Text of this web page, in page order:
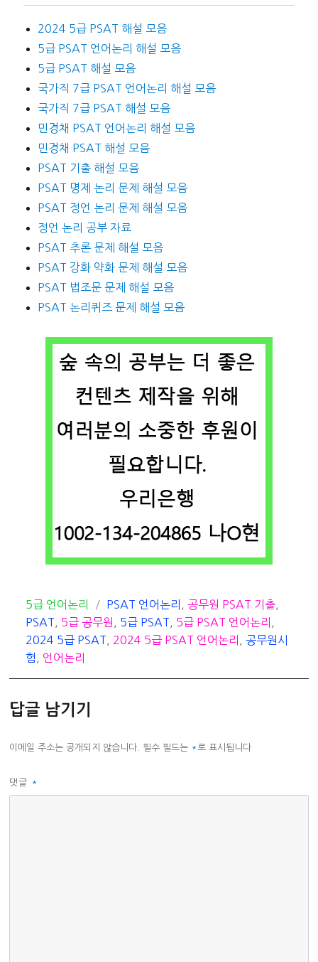
2024 5급 PSAT 해설 모음
5급 PSAT 언어논리 해설 모음
5급 PSAT 해설 모음
국가직 7급 PSAT 언어논리 해설 모음
국가직 7급 PSAT 해설 모음
민경채 PSAT 언어논리 해설 모음
민경채 PSAT 해설 모음
PSAT 기출 해설 모음
PSAT 명제 논리 문제 해설 모음
PSAT 정언 논리 문제 해설 모음
정언 논리 공부 자료
PSAT 추론 문제 해설 모음
PSAT 강화 약화 문제 해설 모음
PSAT 법조문 문제 해설 모음
PSAT 논리퀴즈 문제 해설 모음
카
테
고
리
5급 언어논리
태
그
PSAT 언어논리 공무원 PSAT 기출,
PSAT
5급 공무원 5급 PSAT 5급 PSAT 언어논리
2024 5급 PSAT
2024 5급 PSAT 언어논리
공무원시
험
언어논리
답글 남기기
이메일 주소는 공개되지 않습니다. 필수 필드는 *로 표시됩니다
댓글 *